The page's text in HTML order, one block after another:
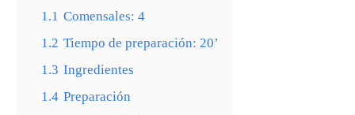
1.1 Comensales: 4
1.2 Tiempo de preparación: 20’
1.3 Ingredientes
1.4 Preparación